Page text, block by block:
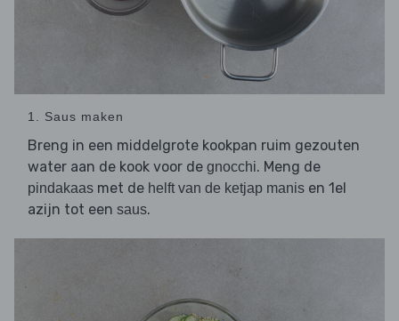
1. Saus maken
Breng in een middelgrote kookpan ruim gezouten
water aan de kook voor de gnocchi. Meng de
pindakaas met de helft van de ketjap manis en 1el
azijn tot een saus.